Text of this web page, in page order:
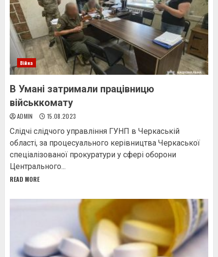
Війна
В Умані затримали працівницю
військкомату
ADMIN 15.08.2023
Слідчі слідчого управління ГУНП в Черкаській
області, за процесуального керівництва Черкаської
спеціалізованої прокуратури у сфері оборони
Центрального...
READ MORE